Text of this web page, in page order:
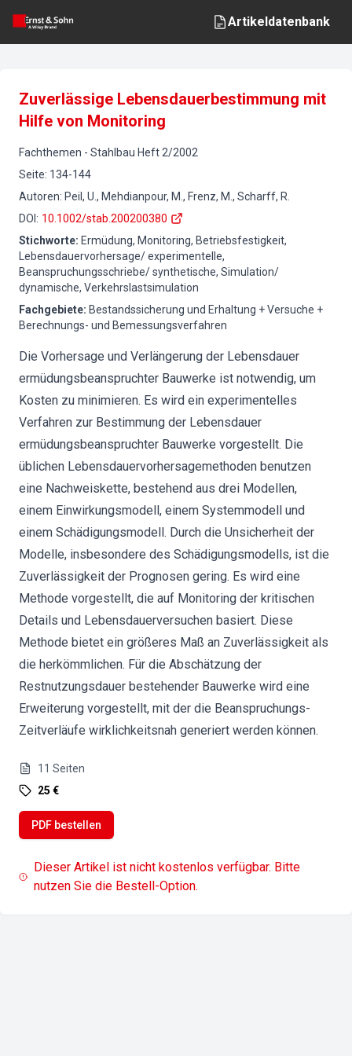
Artikeldatenbank
Zuverlässige Lebensdauerbestimmung mit
Hilfe von Monitoring
Fachthemen - Stahlbau Heft 2/2002
Seite: 134-144
Autoren: Peil, U., Mehdianpour, M., Frenz, M., Scharff, R.
DOI : 10.1002/stab.200200380
Stichworte: Ermüdung, Monitoring, Betriebsfestigkeit,
Lebensdauervorhersage/ experimentelle,
Beanspruchungsschriebe/ synthetische, Simulation/
dynamische, Verkehrslastsimulation
Fachgebiete: Bestandssicherung und Erhaltung + Versuche +
Berechnungs- und Bemessungsverfahren
Die Vorhersage und Verlängerung der Lebensdauer
ermüdungsbeanspruchter Bauwerke ist notwendig, um
Kosten zu minimieren. Es wird ein experimentelles
Verfahren zur Bestimmung der Lebensdauer
ermüdungsbeanspruchter Bauwerke vorgestellt. Die
üblichen Lebensdauervorhersagemethoden benutzen
eine Nachweiskette, bestehend aus drei Modellen,
einem Einwirkungsmodell, einem Systemmodell und
einem Schädigungsmodell. Durch die Unsicherheit der
Modelle, insbesondere des Schädigungsmodells, ist die
Zuverlässigkeit der Prognosen gering. Es wird eine
Methode vorgestellt, die auf Monitoring der kritischen
Details und Lebensdauerversuchen basiert. Diese
Methode bietet ein größeres Maß an Zuverlässigkeit als
die herkömmlichen. Für die Abschätzung der
Restnutzungsdauer bestehender Bauwerke wird eine
Erweiterung vorgestellt, mit der die Beanspruchungs-
Zeitverläufe wirklichkeitsnah generiert werden können.
11 Seiten
25 €
PDF bestellen
Dieser Artikel ist nicht kostenlos verfügbar. Bitte
nutzen Sie die Bestell-Option.